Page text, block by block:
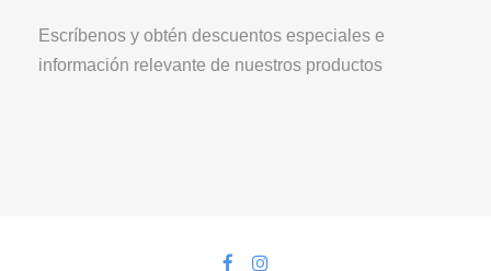
Escríbenos y obtén descuentos especiales e
información relevante de nuestros productos